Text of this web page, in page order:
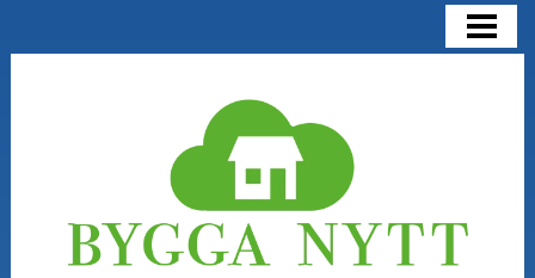
NÅGRA SAKER ATT TÄNKA PÅ
BLOGG